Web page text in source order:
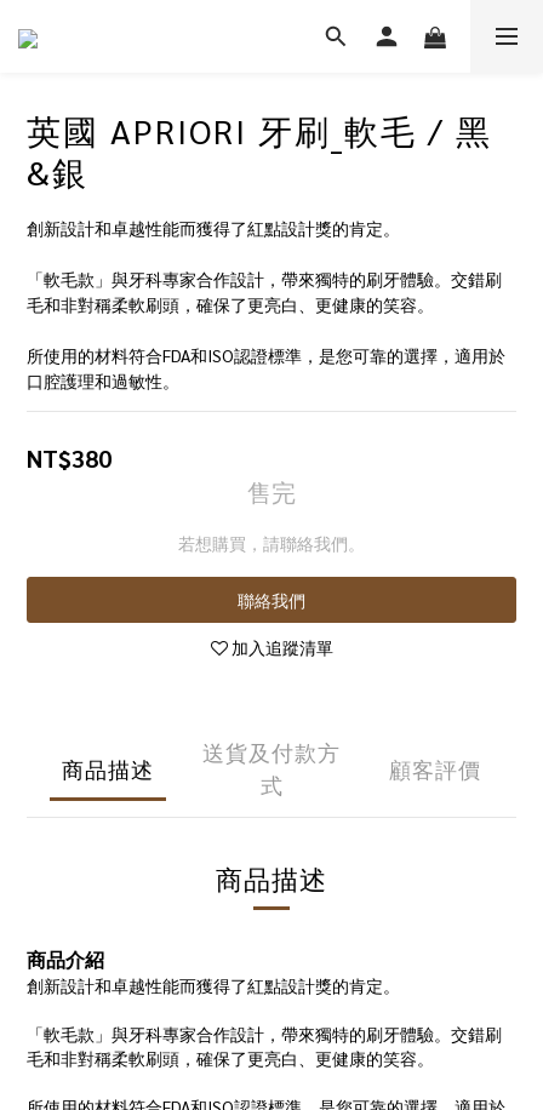
英國 APRIORI 牙刷_軟毛 / 黑
&銀
創新設計和卓越性能而獲得了紅點設計獎的肯定。
「軟毛款」與牙科專家合作設計，帶來獨特的刷牙體驗。交錯刷
毛和非對稱柔軟刷頭，確保了更亮白、更健康的笑容。
所使用的材料符合FDA和ISO認證標準，是您可靠的選擇，適用於
口腔護理和過敏性。
NT$380
售完
若想購買，請聯絡我們。
聯絡我們
加入追蹤清單
商品描述
送貨及付款方
式
顧客評價
商品描述
商品介紹
創新設計和卓越性能而獲得了紅點設計獎的肯定。
「軟毛款」與牙科專家合作設計，帶來獨特的刷牙體驗。交錯刷
毛和非對稱柔軟刷頭，確保了更亮白、更健康的笑容。